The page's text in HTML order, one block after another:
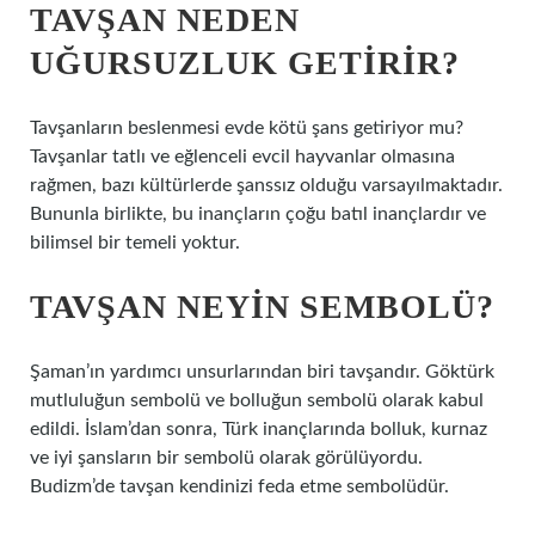
TAVŞAN NEDEN
UĞURSUZLUK GETIRIR?
Tavşanların beslenmesi evde kötü şans getiriyor mu?
Tavşanlar tatlı ve eğlenceli evcil hayvanlar olmasına
rağmen, bazı kültürlerde şanssız olduğu varsayılmaktadır.
Bununla birlikte, bu inançların çoğu batıl inançlardır ve
bilimsel bir temeli yoktur.
TAVŞAN NEYIN SEMBOLÜ?
Şaman’ın yardımcı unsurlarından biri tavşandır. Göktürk
mutluluğun sembolü ve bolluğun sembolü olarak kabul
edildi. İslam’dan sonra, Türk inançlarında bolluk, kurnaz
ve iyi şansların bir sembolü olarak görülüyordu.
Budizm’de tavşan kendinizi feda etme sembolüdür.